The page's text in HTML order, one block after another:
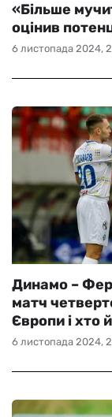
6 листопада 2024,
«Більше
оцінив
6 листопада 2024,
Динамо –
матч
Європи і хто